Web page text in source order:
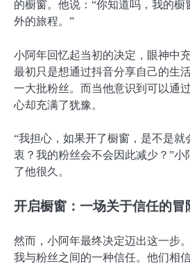
的橱窗。他说：“你知道吗，我的
外的旅程。”
小阿年回忆起当初的决定，眼神中
最初只是想通过抖音分享自己的生
一大批粉丝。而当他意识到可以通
心却充满了犹豫。
“我担心，如果开了橱窗，是不是就
衷？我的粉丝会不会因此减少？”
了他很久。
开启橱窗：一场关于信任的冒
然而，小阿年最终决定迈出这一步
我与粉丝之间的一种信任。他们相